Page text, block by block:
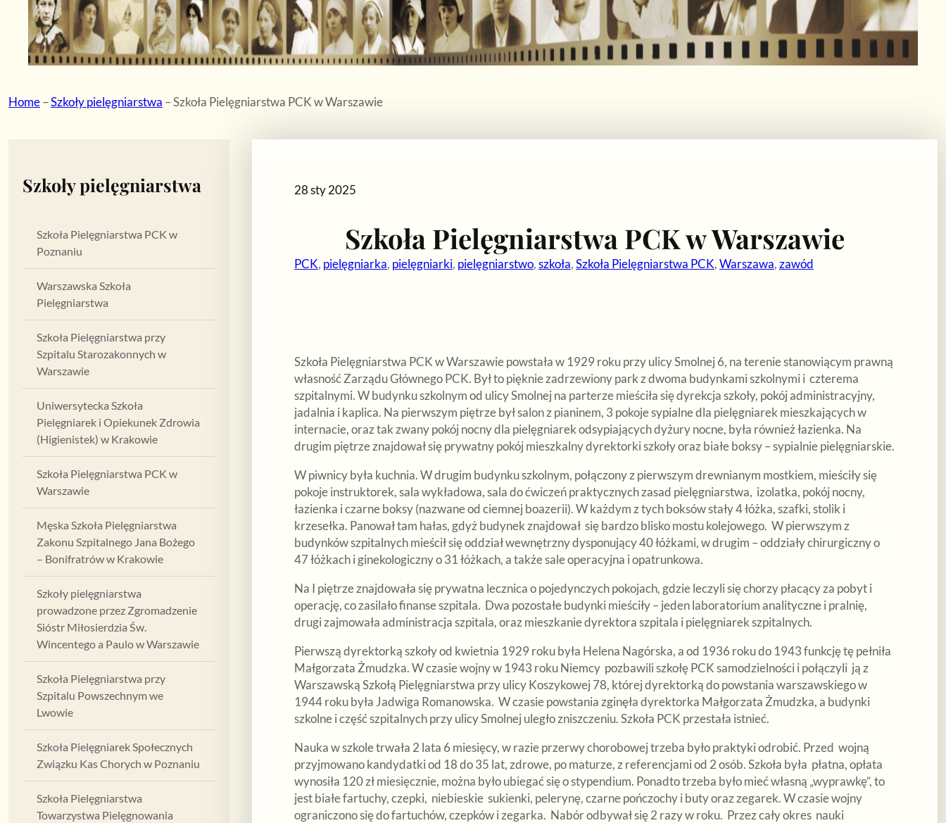
Home–Szkoły pielęgniarstwa –Szkoła Pielęgniarstwa PCK w Warszawie
Szkoły pielęgniarstwa
Szkoła Pielęgniarstwa PCK w
Poznaniu
Warszawska Szkoła
Pielęgniarstwa
Szkoła Pielęgniarstwa przy
Szpitalu Starozakonnych w
Warszawie
Uniwersytecka Szkoła
Pielęgniarek i Opiekunek Zdrowia
(Higienistek) w Krakowie
Szkoła Pielęgniarstwa PCK w
Warszawie
Męska Szkoła Pielęgniarstwa
Zakonu Szpitalnego Jana Bożego
– Bonifratrów w Krakowie
Szkoły pielęgniarstwa
prowadzone przez Zgromadzenie
Sióstr Miłosierdzia Św.
Wincentego a Paulo w Warszawie
Szkoła Pielęgniarstwa przy
Szpitalu Powszechnym we
Lwowie
Szkoła Pielęgniarek Społecznych
Związku Kas Chorych w Poznaniu
Szkoła Pielęgniarstwa
Towarzystwa Pielęgnowania
28 sty 2025
Szkoła Pielęgniarstwa PCK w Warszawie
PCK, pielęgniarka, pielęgniarki, pielęgniarstwo, szkoła, Szkoła Pielęgniarstwa PCK, Warszawa, zawód
Szkoła Pielęgniarstwa PCK w Warszawie powstała w 1929 roku przy ulicy Smolnej 6, na terenie stanowiącym prawną
własność Zarządu Głównego PCK. Był to pięknie zadrzewiony park z dwoma budynkami szkolnymi i czterema
szpitalnymi. W budynku szkolnym od ulicy Smolnej na parterze mieściła się dyrekcja szkoły, pokój administracyjny,
jadalnia i kaplica. Na pierwszym piętrze był salon z pianinem, 3 pokoje sypialne dla pielęgniarek mieszkających w
internacie, oraz tak zwany pokój nocny dla pielęgniarek odsypiających dyżury nocne, była również łazienka. Na
drugim piętrze znajdował się prywatny pokój mieszkalny dyrektorki szkoły oraz białe boksy – sypialnie pielęgniarskie.
W piwnicy była kuchnia. W drugim budynku szkolnym, połączony z pierwszym drewnianym mostkiem, mieściły się
pokoje instruktorek, sala wykładowa, sala do ćwiczeń praktycznych zasad pielęgniarstwa, izolatka, pokój nocny,
łazienka i czarne boksy (nazwane od ciemnej boazerii). W każdym z tych boksów stały 4 łóżka, szafki, stolik i
krzesełka. Panował tam hałas, gdyż budynek znajdował się bardzo blisko mostu kolejowego. W pierwszym z
budynków szpitalnych mieścił się oddział wewnętrzny dysponujący 40 łóżkami, w drugim – oddziały chirurgiczny o
47 łóżkach i ginekologiczny o 31 łóżkach, a także sale operacyjna i opatrunkowa.
Na I piętrze znajdowała się prywatna lecznica o pojedynczych pokojach, gdzie leczyli się chorzy płacący za pobyt i
operację, co zasilało finanse szpitala. Dwa pozostałe budynki mieściły – jeden laboratorium analityczne i pralnię,
drugi zajmowała administracja szpitala, oraz mieszkanie dyrektora szpitala i pielęgniarek szpitalnych.
Pierwszą dyrektorką szkoły od kwietnia 1929 roku była Helena Nagórska, a od 1936 roku do 1943 funkcję tę pełniła
Małgorzata Żmudzka. W czasie wojny w 1943 roku Niemcy pozbawili szkołę PCK samodzielności i połączyli ją z
Warszawską Szkołą Pielęgniarstwa przy ulicy Koszykowej 78, której dyrektorką do powstania warszawskiego w
1944 roku była Jadwiga Romanowska. W czasie powstania zginęła dyrektorka Małgorzata Żmudzka, a budynki
szkolne i część szpitalnych przy ulicy Smolnej uległo zniszczeniu. Szkoła PCK przestała istnieć.
Nauka w szkole trwała 2 lata 6 miesięcy, w razie przerwy chorobowej trzeba było praktyki odrobić. Przed wojną
przyjmowano kandydatki od 18 do 35 lat, zdrowe, po maturze, z referencjami od 2 osób. Szkoła była płatna, opłata
wynosiła 120 zł miesięcznie, można było ubiegać się o stypendium. Ponadto trzeba było mieć własną „wyprawkę”, to
jest białe fartuchy, czepki, niebieskie sukienki, pelerynę, czarne pończochy i buty oraz zegarek. W czasie wojny
ograniczono się do fartuchów, czepków i zegarka. Nabór odbywał się 2 razy w roku. Przez cały okres nauki